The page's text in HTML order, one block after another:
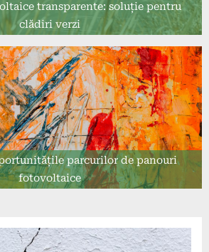
transparente: soluție pentru
clădiri verzi
parcurilor de panouri
fotovoltaice